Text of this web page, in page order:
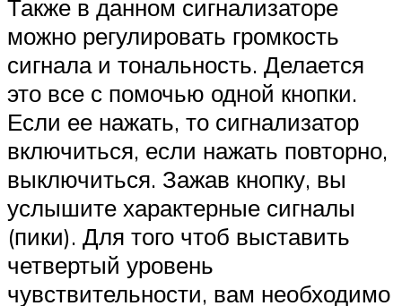
Также в данном сигнализаторе
можно регулировать громкость
сигнала и тональность. Делается
это все с помочью одной кнопки.
Если ее нажать, то сигнализатор
включиться, если нажать повторно,
выключиться. Зажав кнопку, вы
услышите характерные сигналы
(пики). Для того чтоб выставить
четвертый уровень
чувствительности, вам необходимо